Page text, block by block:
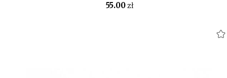
55.00zł